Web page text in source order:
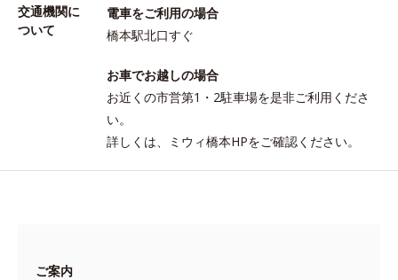
交通機関に
ついて
電車をご利用の場合
橋本駅北口すぐ
お車でお越しの場合
お近くの市営第1・2駐車場を是非ご利用くださ
い。
詳しくは、ミウィ橋本HPをご確認ください。
ご案内